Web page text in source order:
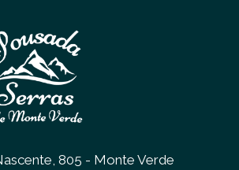
805 - Monte Verde